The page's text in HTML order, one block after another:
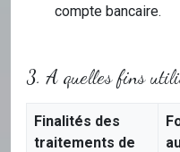
compte bancaire.
3. A quelles fins
Finalités des
traitements de